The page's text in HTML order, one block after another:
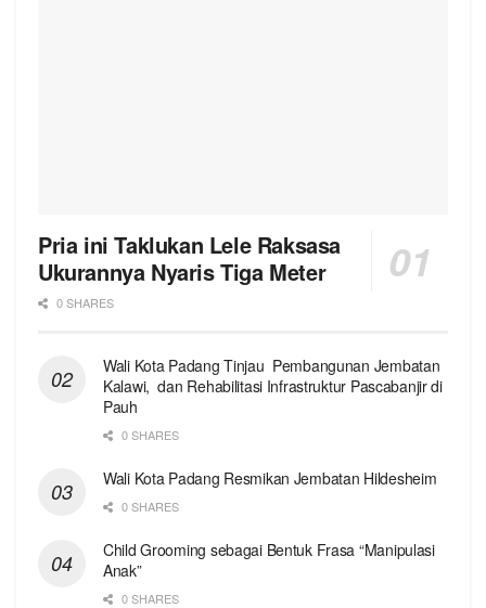
Pria ini Taklukan Lele Raksasa
Ukurannya Nyaris Tiga Meter
0 SHARES
Wali Kota Padang Tinjau Pembangunan Jembatan
Kalawi, dan Rehabilitasi Infrastruktur Pascabanjir di
Pauh
0 SHARES
Wali Kota Padang Resmikan Jembatan Hildesheim
0 SHARES
Child Grooming sebagai Bentuk Frasa “Manipulasi
Anak”
0 SHARES